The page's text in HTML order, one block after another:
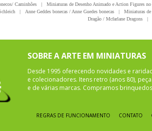
Caminhões
|
Miniaturas de Desenho Animado e Action Figures
| Anne Geddes bonecas / Anne Guedes bonecas |
Miniaturas
Dragão / Mcfarlane Dragons
|
SOBRE A ARTE EM MINIATURAS
Desde 1995 oferecendo novidades e
e colecionadores. Itens retro (anos 80),
e de várias marcas. Compramos
REGRAS DE FUNCIONAMENTO CONTATO